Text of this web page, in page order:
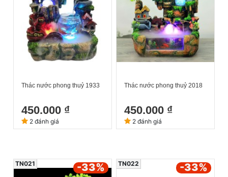
Thác nước phong thuỷ 1933
450.000 ₫
2 đánh giá
Thác nước phong thuỷ 2018
450.000 ₫
2 đánh giá
TN021 -33% TN022 -33%